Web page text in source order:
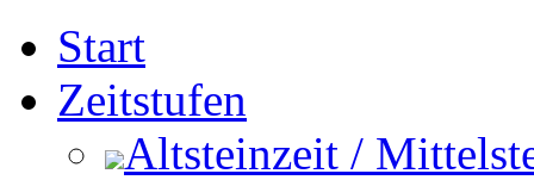
Start
Zeitstufen
Altsteinzeit /